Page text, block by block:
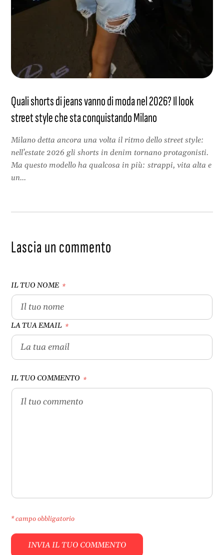
Quali shorts di jeans vanno di moda nel 2026? Il look
street style che sta conquistando Milano
Milano detta ancora una volta il ritmo dello street style:
nell’estate 2026 gli shorts in denim tornano protagonisti.
Ma questo modello ha qualcosa in più: strappi, vita alta e
un...
Lascia un commento
IL TUO NOME *
LA TUA EMAIL *
IL TUO COMMENTO *
* campo obbligatorio